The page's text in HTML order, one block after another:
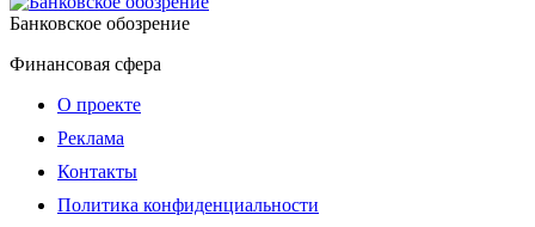
Банковское обозрение
Финансовая сфера
О проекте
Реклама
Контакты
Политика конфиденциальности